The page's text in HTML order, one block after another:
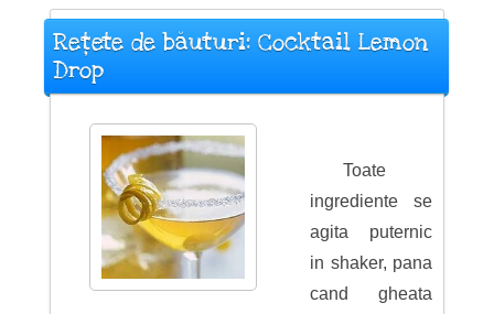
Rețete de băuturi: Cocktail Lemon
Drop
Toate
ingrediente se
agita puternic
in shaker, pana
cand gheata